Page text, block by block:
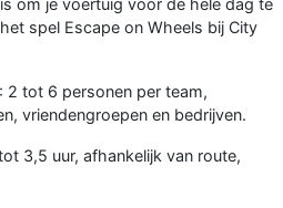
spel Escape on Wheels bij City
: 2 tot 6 personen per team,
vriendengroepen en bedrijven.
3,5 uur, afhankelijk van route,